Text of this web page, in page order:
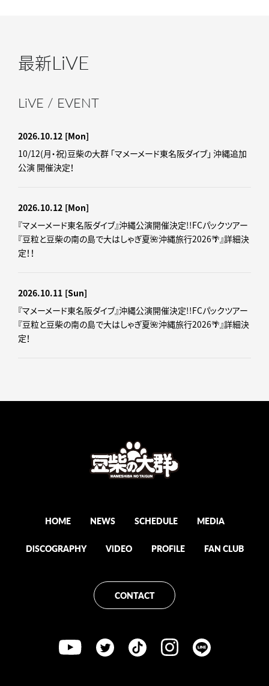
最新LiVE
LiVE / EVENT
2026.10.12 [Mon]
10/12(月・祝)豆柴の大群 「マメーメード東名阪ダイブ」 沖縄追加
公演 開催決定！
2026.10.12 [Mon]
『マメーメード東名阪ダイブ』沖縄公演開催決定!!FCパックツアー
『豆粒と豆柴の南の島で大はしゃぎ夏🌺沖縄旅行2026🌴』詳細決
定！！
2026.10.11 [Sun]
『マメーメード東名阪ダイブ』沖縄公演開催決定!!FCパックツアー
『豆粒と豆柴の南の島で大はしゃぎ夏🌺沖縄旅行2026🌴』詳細決
定！
HOME NEWS SCHEDULE MEDiA
DiSCOGRAPHY ViDEO PROFiLE FAN CLUB
CONTACT